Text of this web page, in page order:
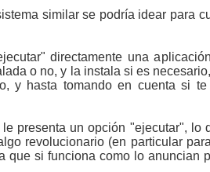
similar se podría idear para
directamente una
o no, y la instala si es
y hasta tomando en cuenta si
presenta un opción "ejecutar",
revolucionario (en particular
que si funciona como lo anuncian